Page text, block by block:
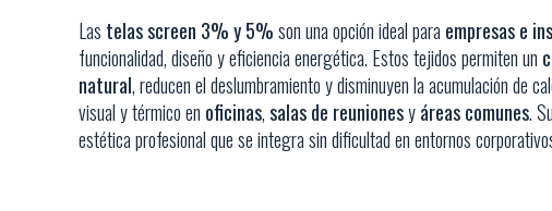
Las telas screen 3% y 5%son una opción ideal para empresas e
funcionalidad, diseño y eficiencia energética. Estos tejidos permiten un
natural, reducen el deslumbramiento y disminuyen la acumulación de
visual y térmico en oficinas,salas de reunionesyáreas comunes.
estética profesional que se integra sin dificultad en entornos